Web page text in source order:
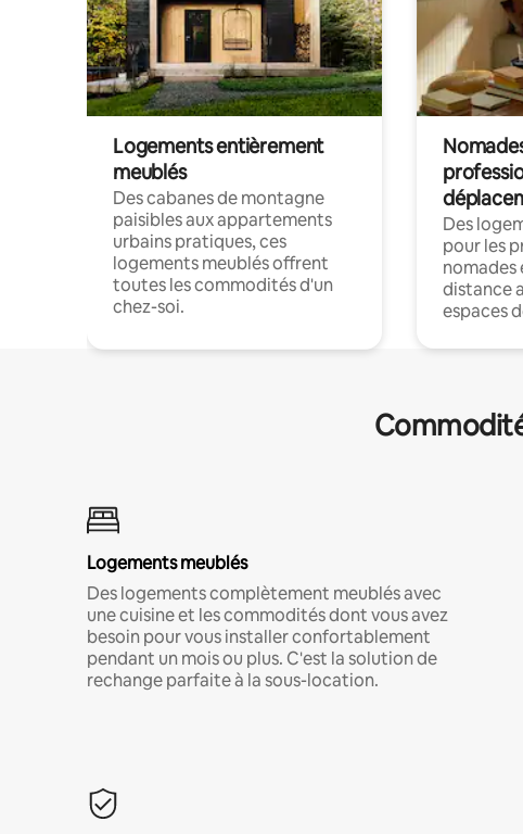
Logements entièrement
meublés
Des cabanes de montagne
paisibles aux appartements
urbains pratiques, ces
logements meublés offrent
toutes les commodités d'un
chez-soi.
Des
pour les
distance
espaces
Logements meublés
Des logements complètement meublés avec
une cuisine et les commodités dont vous avez
besoin pour vous installer confortablement
pendant un mois ou plus. C'est la solution de
rechange parfaite à la sous-location.